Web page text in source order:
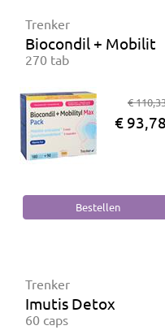
Trenker
Biocondil +
270 tab
€
€ 93,78
Trenker
Imutis Detox
60 caps